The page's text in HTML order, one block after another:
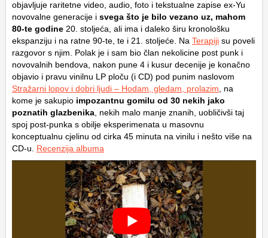
objavljuje raritetne video, audio, foto i tekstualne zapise ex-Yu
novovalne generacije i svega što je bilo vezano uz, mahom
80-te godine 20. stoljeća, ali ima i daleko širu kronološku
ekspanziju i na ratne 90-te, te i 21. stoljeće. Na Terapiji su poveli
razgovor s njim. Polak je i sam bio član nekolicine post punk i
novovalnih bendova, nakon pune 4 i kusur decenije je konačno
objavio i pravu vinilnu LP ploču (i CD) pod punim naslovom
Stražarni lopov i dobri ljudi – Hodam, gledam, prolazim , na
kome je sakupio impozantnu gomilu od 30 nekih jako
poznatih glazbenika , nekih malo manje znanih, uobličivši taj
spoj post-punka s obilje eksperimenata u masovnu
konceptualnu cjelinu od cirka 45 minuta na vinilu i nešto više na
CD-u. Recenzija albuma